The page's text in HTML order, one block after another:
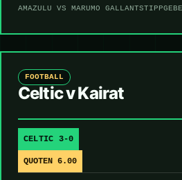
AMAZULU VS MARUMO GALLANTS
FOOTBALL
Celtic v Kairat
CELTIC 3-0
QUOTEN 6.00